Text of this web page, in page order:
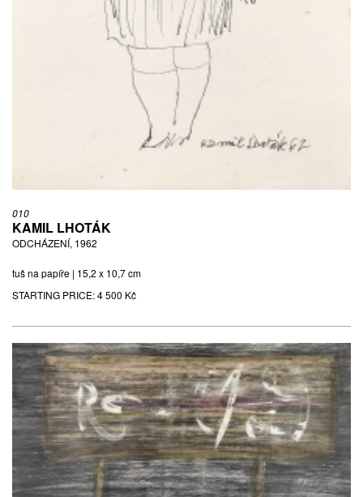
010
KAMIL LHOTÁK
ODCHÁZENÍ, 1962
tuš na papíře | 15,2 x 10,7 cm
STARTING PRICE:4 500 Kč